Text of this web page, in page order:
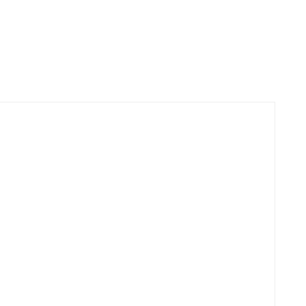
Mikrobiom steuert nicht nur die Darmfunktion, sondern
klar, dass ausgewählte Bakterienkombinationen
(B2) bei, sowie zur normalen Funktion des
Milch, Tee (bis max. 40° C), Joghurt o. Ä. einrühren,